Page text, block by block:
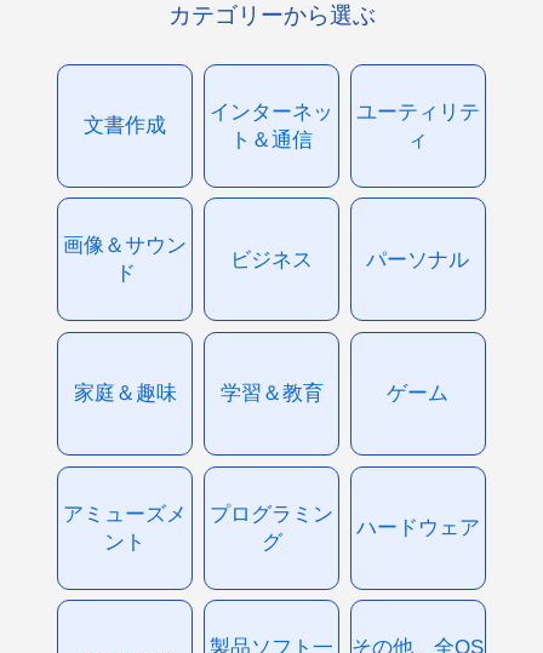
カテゴリーから選ぶ
文書作成
インターネッ
ト＆通信
ユーティリテ
ィ
画像＆サウン
ド
ビジネス パーソナル
家庭＆趣味 学習＆教育 ゲーム
アミューズメ
ント
プログラミン
グ
ハードウェア
製品ソフト一
その他、全OS